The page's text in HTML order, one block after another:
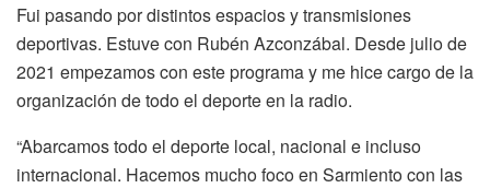
Fui pasando por distintos espacios y transmisiones
deportivas. Estuve con Rubén Azconzábal. Desde julio de
2021 empezamos con este programa y me hice cargo de la
organización de todo el deporte en la radio.
“Abarcamos todo el deporte local, nacional e incluso
internacional. Hacemos mucho foco en Sarmiento con las